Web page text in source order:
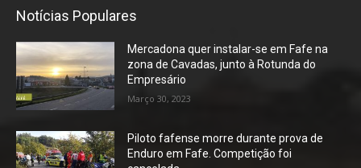
Notícias Populares
Mercadona quer instalar-se em Fafe na
zona de Cavadas, junto à Rotunda do
Empresário
Março 30, 2023
Piloto fafense morre durante prova de
Enduro em Fafe. Competição foi